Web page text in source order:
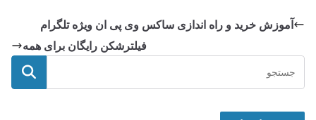
آموزش خرید و راه اندازی ساکس وی پی ان ویژه تلگرام
فیلترشکن رایگان برای همه